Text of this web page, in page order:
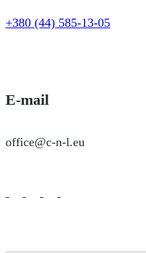
+380 (44) 585-13-05
E-mail
office@c-n-l.eu